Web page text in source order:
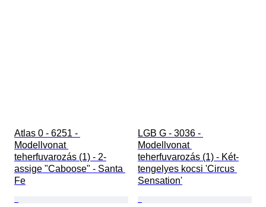
Atlas 0 - 6251 -
Modellvonat
teherfuvarozás (1) - 2-
assige "Caboose" - Santa
Fe
LGB G - 3036 -
Modellvonat
teherfuvarozás (1) - Két-
tengelyes kocsi 'Circus
Sensation'